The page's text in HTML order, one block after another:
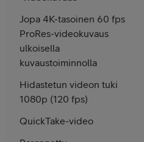
Jopa 4K-tasoinen 60 fps
ProRes-video­kuvaus
ulkoisella
kuvaus­toiminnolla
Hidastetun videon tuki
1080p (120 fps)
QuickTake-video